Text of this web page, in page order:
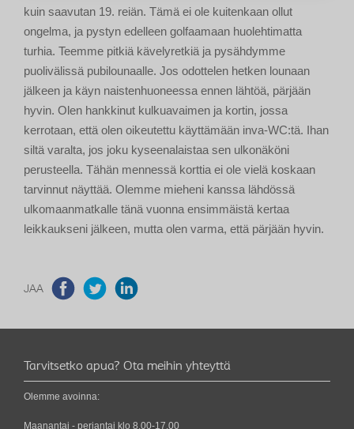
kuin saavutan 19. reiän. Tämä ei ole kuitenkaan ollut
ongelma, ja pystyn edelleen golfaamaan huolehtimatta
turhia. Teemme pitkiä kävelyretkiä ja pysähdymme
puolivälissä pubilounaalle. Jos odottelen hetken lounaan
jälkeen ja käyn naistenhuoneessa ennen lähtöä, pärjään
hyvin. Olen hankkinut kulkuavaimen ja kortin, jossa
kerrotaan, että olen oikeutettu käyttämään inva-WC:tä. Ihan
siltä varalta, jos joku kyseenalaistaa sen ulkonäköni
perusteella. Tähän mennessä korttia ei ole vielä koskaan
tarvinnut näyttää. Olemme mieheni kanssa lähdössä
ulkomaanmatkalle tänä vuonna ensimmäistä kertaa
leikkaukseni jälkeen, mutta olen varma, että pärjään hyvin.
JAA
Tarvitsetko apua? Ota meihin yhteyttä
Olemme avoinna:
Maanantai - perjantai klo 8.00-17.00